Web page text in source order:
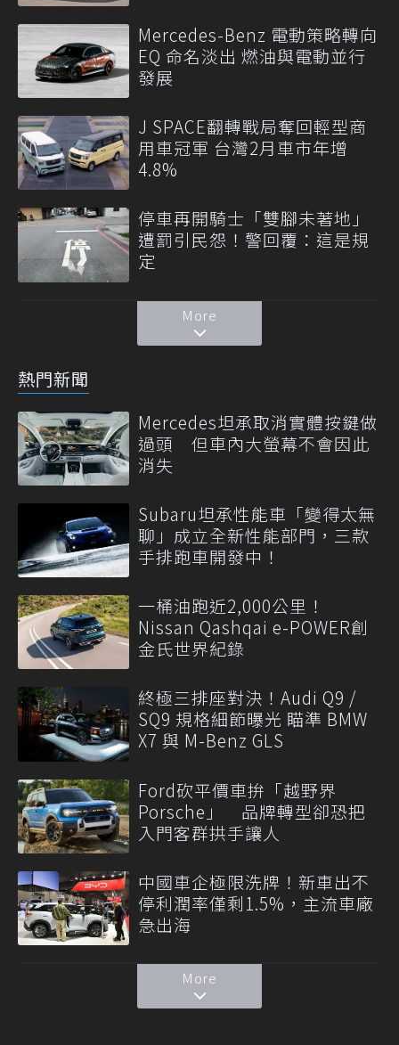
Mercedes-Benz 電動策略轉向
EQ 命名淡出 燃油與電動並行
發展
J SPACE翻轉戰局奪回輕型商
用車冠軍 台灣2月車市年增
4.8%
停車再開騎士「雙腳未著地」
遭罰引民怨！警回覆：這是規
定
More
熱門新聞
Mercedes坦承取消實體按鍵做
過頭 但車內大螢幕不會因此
消失
Subaru坦承性能車「變得太無
聊」成立全新性能部門，三款
手排跑車開發中！
一桶油跑近2,000公里！
Nissan Qashqai e-POWER創
金氏世界紀錄
終極三排座對決！Audi Q9 /
SQ9 規格細節曝光 瞄準 BMW
X7 與 M-Benz GLS
Ford砍平價車拚「越野界
Porsche」 品牌轉型卻恐把
入門客群拱手讓人
中國車企極限洗牌！新車出不
停利潤率僅剩1.5%，主流車廠
急出海
More